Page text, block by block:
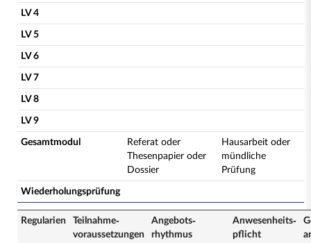
LV 4
LV 5
LV 6
LV 7
LV 8
LV 9
Gesamtmodul
Referat oder
Thesenpapier oder
Dossier
Hausarbeit oder
mündliche
Prüfung
Wiederholungsprüfung
Regularien
Teilnahme­
voraussetzungen
Angebots­
rhythmus
Anwesenheits­
pflicht